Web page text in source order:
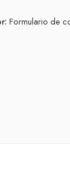
Formulario de